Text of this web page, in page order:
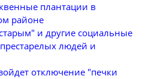
плантации в
районе
и другие социальные
людей и
отключение "печки